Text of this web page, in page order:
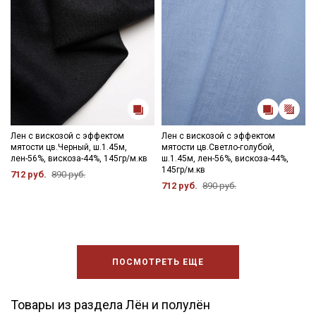
Лен с вискозой с эффектом
мятости цв.Черный, ш.1.45м,
лен-56%, вискоза-44%, 145гр/м.кв
712 руб. 890 руб.
Лен с вискозой с эффектом
мятости цв.Светло-голубой,
ш.1.45м, лен-56%, вискоза-44%,
145гр/м.кв
712 руб. 890 руб.
ПОСМОТРЕТЬ ЕЩЕ
Товары из раздела Лён и полулён